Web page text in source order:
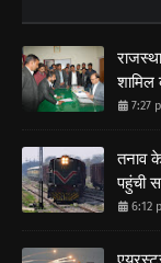
शामिल
7:27
तनाव
पहुंची
6:12